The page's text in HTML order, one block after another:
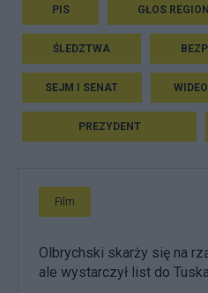
PIS GŁOS
ŚLEDZTWA
SEJM I SENAT
PREZYDENT
Film
Olbrychski skarży się na
ale wystarczył list do Tuska